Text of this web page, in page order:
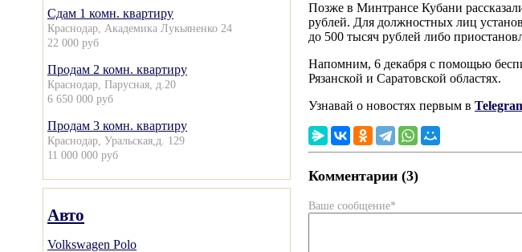
Сдам 1 комн. квартиру
Краснодар, Академика Лукьяненко 24
22 000 руб
Продам 2 комн. квартиру
Краснодар, Парусная, д.20
6 650 000 руб
Продам 3 комн. квартиру
Краснодар, Уральская,д. 129
11 000 000 руб
Авто
Volkswagen Polo
Позже в Минтрансе Кубани
рублей. Для должностных лиц
до 500 тысяч рублей либо
Напомним, 6 декабря с помощью
Рязанской и Саратовской областях.
Узнавай о новостях первым в
Комментарии (3)
Ваше сообщение*